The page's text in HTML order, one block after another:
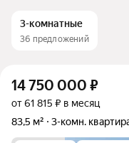
3-комнатные
36 предложений
14 750 000 ₽
от 61 815 ₽ в месяц
83,5 м²
3-комн.